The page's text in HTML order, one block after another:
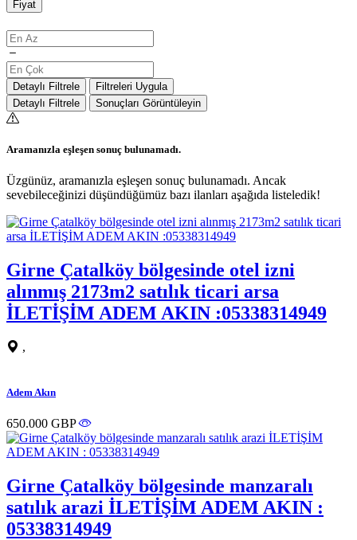
Fiyat
Detaylı Filtrele
Filtreleri Uygula
Detaylı Filtrele
Sonuçları Görüntüleyin
Aramanızla eşleşen sonuç bulunamadı.
Üzgünüz, aramanızla eşleşen sonuç bulunamadı. Ancak
sevebileceğinizi düşündüğümüz bazı ilanları aşağıda listeledik!
Girne Çatalköy bölgesinde otel izni
alınmış 2173m2 satılık ticari arsa
İLETİŞİM ADEM AKIN :05338314949
,
Adem Akın
650.000 GBP
Girne Çatalköy bölgesinde manzaralı
satılık arazi İLETİŞİM ADEM AKIN :
05338314949